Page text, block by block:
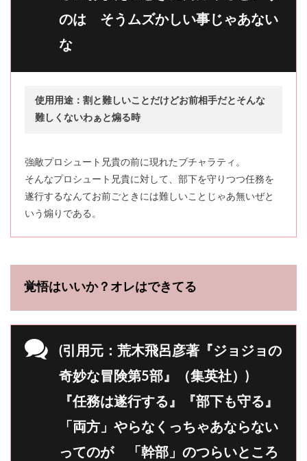
のは そうムズかしい事じゃあない
な
使用用途：割と難しいことだけどお前相手だとそんな
難しくないわぁと煽る時
強敵プロシュート兄貴の前に現れたブチャラティ。
そんなプロシュート兄貴に対して、部下を守りつつ任務を
遂行するなんてお前ごときには難しいことじゃあ無いぜと
いう煽りである。
覚悟はいいか？オレはできてる
(引用元：荒木飛呂彦著『ジョジョの
奇妙な冒険第5部』（集英社）)
『任務は遂行する』『部下も守る』
「両方」やらなくっちゃあならない
ってのが 「幹部」のつらいところ